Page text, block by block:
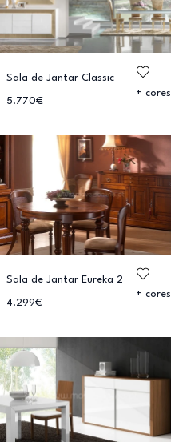
Sala de Jantar Classic
5.770€
+ cores
Sala de Jantar Eureka 2
4.299€
+ cores